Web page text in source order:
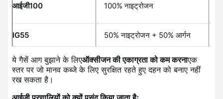
आईजी100 100% नाइट्रोजन
IG55 50% नाइट्रोजन + 50% आर्गन
ये गैसें आग बुझाने के लिएऑक्सीजन की एकाग्रता को कम करनाएक
स्तर पर जो मानव कब्जे के लिए सुरक्षित रहते हुए दहन को बनाए नहीं
रख सकता है।